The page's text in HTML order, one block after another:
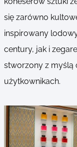
się zarówno
inspirowany
century, jak i
stworzony z myślą
użytkownikach.